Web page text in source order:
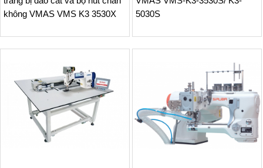
không VMAS VMS K3 3530X
5030S